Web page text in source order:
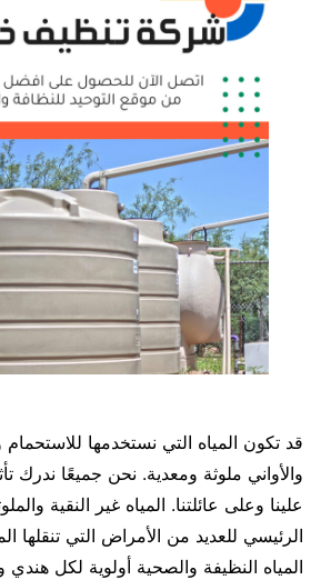
قد تكون المياه التي نستخدمها
والأواني ملوثة ومعدية. نحن جميعًا ندرك
علينا وعلى عائلتنا. المياه غير النقية
الرئيسي للعديد من الأمراض التي تنقلها
المياه النظيفة والصحية أولوية لكل